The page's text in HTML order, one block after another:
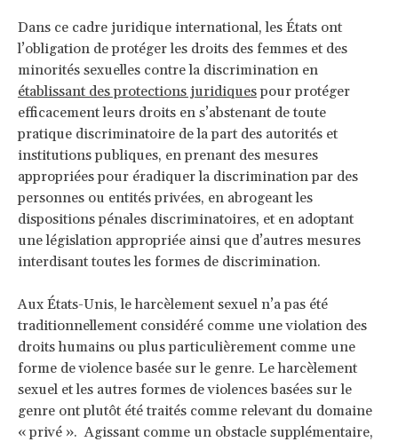
Dans ce cadre juridique international, les États ont
l’obligation de protéger les droits des femmes et des
minorités sexuelles contre la discrimination en
établissant des protections juridiquespour protéger
efficacement leurs droits en s’abstenant de toute
pratique discriminatoire de la part des autorités et
institutions publiques, en prenant des mesures
appropriées pour éradiquer la discrimination par des
personnes ou entités privées, en abrogeant les
dispositions pénales discriminatoires, et en adoptant
une législation appropriée ainsi que d’autres mesures
interdisant toutes les formes de discrimination.
Aux États-Unis, le harcèlement sexuel n’a pas été
traditionnellement considéré comme une violation des
droits humains ou plus particulièrement comme une
forme de violence basée sur le genre. Le harcèlement
sexuel et les autres formes de violences basées sur le
genre ont plutôt été traités comme relevant du domaine
« privé ». Agissant comme un obstacle supplémentaire,